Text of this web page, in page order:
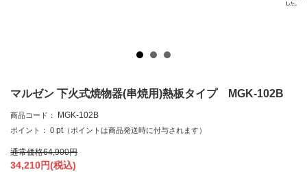
マルゼン 下火式焼物器(串焼用)熱板タイプ MGK-102B
商品コード： MGK-102B
ポイント： 0 pt （ポイントは商品発送時に付与されます）
通常価格64,900円
34,210円(税込)